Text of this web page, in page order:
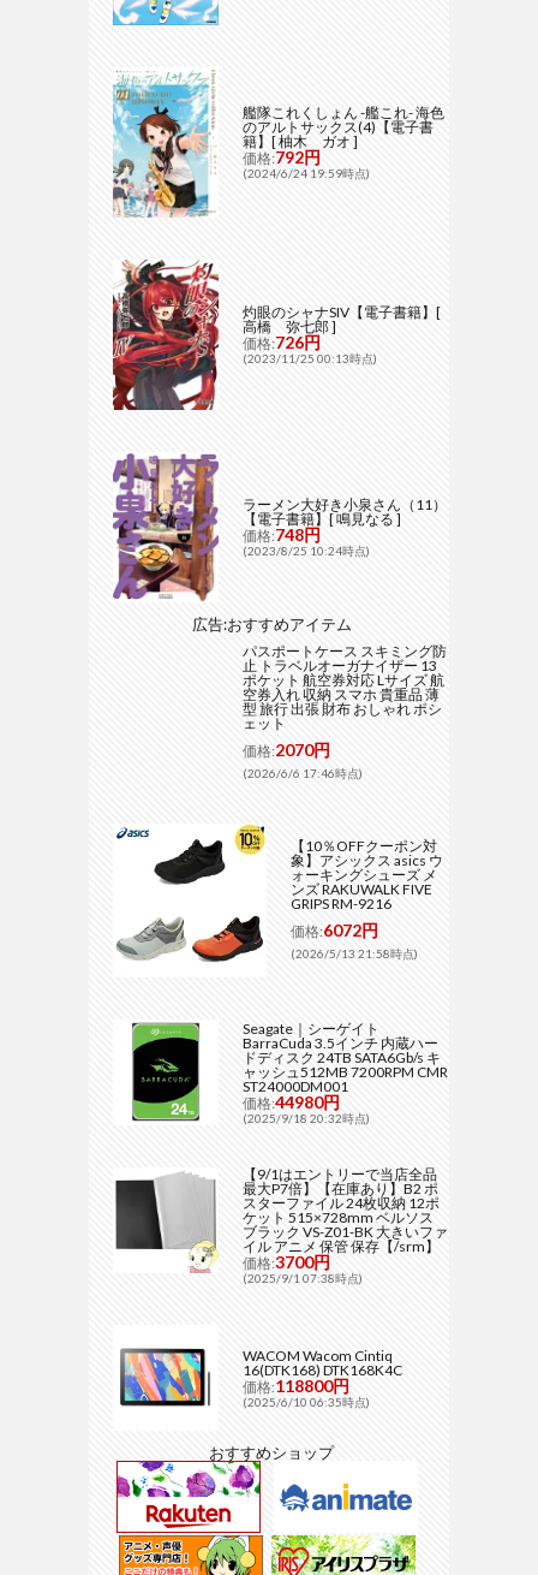
艦隊これくしょん -艦これ- 海色
のアルトサックス(4)【電子書
籍】[ 柚木 ガオ ]
価格:792円
(2024/6/24 19:59時点)
灼眼のシャナSIV【電子書籍】[
高橋 弥七郎 ]
価格:726円
(2023/11/25 00:13時点)
ラーメン大好き小泉さん（11）
【電子書籍】[ 鳴見なる ]
価格:748円
(2023/8/25 10:24時点)
広告:おすすめアイテム
パスポートケース スキミング防
止 トラベルオーガナイザー 13
ポケット 航空券対応 Lサイズ 航
空券入れ 収納 スマホ 貴重品 薄
型 旅行 出張 財布 おしゃれ ポシ
ェット
価格:2070円
(2026/6/6 17:46時点)
【10％OFFクーポン対
象】アシックス asics ウ
ォーキングシューズ メ
ンズ RAKUWALK FIVE
GRIPS RM-9216
価格:6072円
(2026/5/13 21:58時点)
Seagate｜シーゲイト
BarraCuda 3.5インチ 内蔵ハー
ドディスク 24TB SATA6Gb/s キ
ャッシュ512MB 7200RPM CMR
ST24000DM001
価格:44980円
(2025/9/18 20:32時点)
【9/1はエントリーで当店全品
最大P7倍】【在庫あり】B2 ポ
スターファイル 24枚収納 12ポ
ケット 515×728mm ベルソス
ブラック VS-Z01-BK 大きいファ
イル アニメ 保管 保存【/srm】
価格:3700円
(2025/9/1 07:38時点)
WACOM Wacom Cintiq
16(DTK168) DTK168K4C
価格:118800円
(2025/6/10 06:35時点)
おすすめショップ